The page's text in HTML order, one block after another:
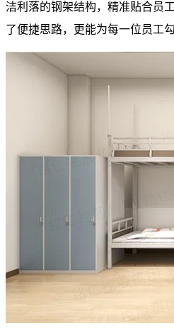
洁利落的钢架结构，精准贴合员
了便捷思路，更能为每一位员工